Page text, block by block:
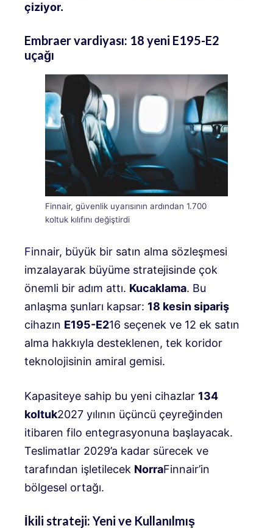
çiziyor.
Embraer vardiyası: 18 yeni E195-E2
uçağı
Finnair, güvenlik uyarısının ardından 1.700
koltuk kılıfını değiştirdi
Finnair, büyük bir satın alma sözleşmesi
imzalayarak büyüme stratejisinde çok
önemli bir adım attı. Kucaklama. Bu
anlaşma şunları kapsar: 18 kesin sipariş
cihazın E195-E216 seçenek ve 12 ek satın
alma hakkıyla desteklenen, tek koridor
teknolojisinin amiral gemisi.
Kapasiteye sahip bu yeni cihazlar 134
koltuk2027 yılının üçüncü çeyreğinden
itibaren filo entegrasyonuna başlayacak.
Teslimatlar 2029’a kadar sürecek ve
tarafından işletilecek NorraFinnair’in
bölgesel ortağı.
İkili strateji: Yeni ve Kullanılmış